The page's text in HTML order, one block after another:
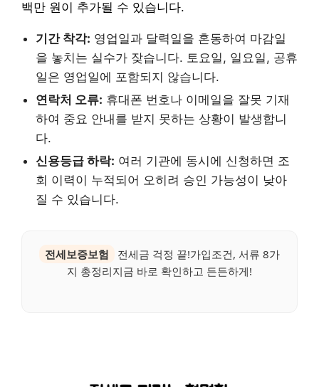
백만 원이 추가될 수 있습니다.
기간 착각: 영업일과 달력일을 혼동하여 마감일
을 놓치는 실수가 잦습니다. 토요일, 일요일, 공휴
일은 영업일에 포함되지 않습니다.
연락처 오류: 휴대폰 번호나 이메일을 잘못 기재
하여 중요 안내를 받지 못하는 상황이 발생합니
다.
신용등급 하락: 여러 기관에 동시에 신청하면 조
회 이력이 누적되어 오히려 승인 가능성이 낮아
질 수 있습니다.
전세보증보험
전세금 걱정 끝!가입조건, 서류 8가
지 총정리지금 바로 확인하고 든든하게!